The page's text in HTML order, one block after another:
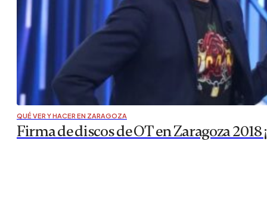
QUÉ VER Y HACER EN ZARAGOZA
Firma de discos de OT en Zaragoza 2018